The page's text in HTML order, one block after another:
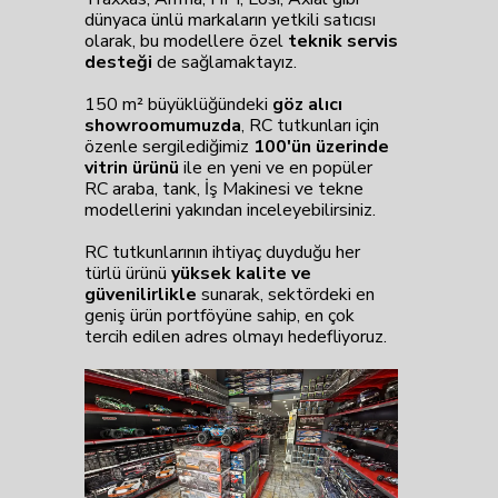
dünyaca ünlü markaların yetkili satıcısı
olarak, bu modellere özel teknik servis
desteği de sağlamaktayız.
150 m² büyüklüğündeki göz alıcı
showroomumuzda, RC tutkunları için
özenle sergilediğimiz 100'ün üzerinde
vitrin ürünü ile en yeni ve en popüler
RC araba, tank, İş Makinesi ve tekne
modellerini yakından inceleyebilirsiniz.
RC tutkunlarının ihtiyaç duyduğu her
türlü ürünü yüksek kalite ve
güvenilirlikle sunarak, sektördeki en
geniş ürün portföyüne sahip, en çok
tercih edilen adres olmayı hedefliyoruz.